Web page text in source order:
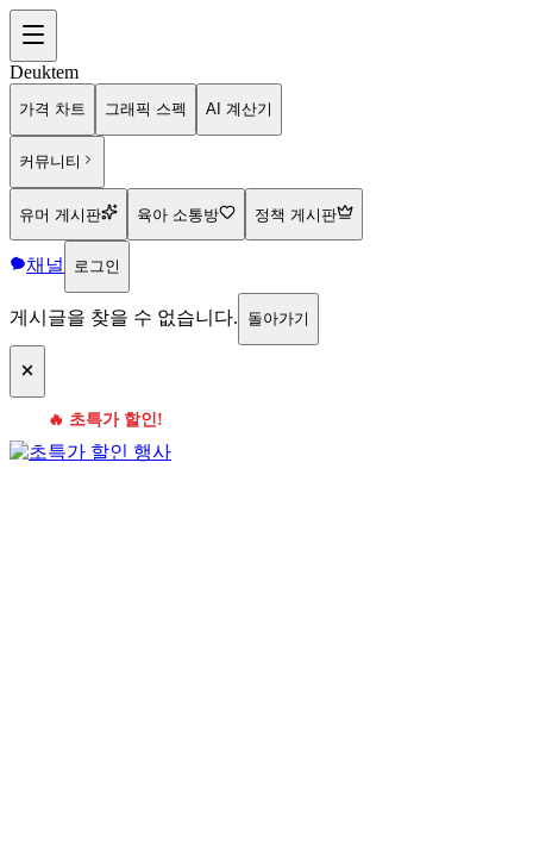
Deuktem
가격 차트 그래픽 스펙 AI 계산기
커뮤니티
유머 게시판 육아 소통방 정책 게시판
채널 로그인
게시글을 찾을 수 없습니다. 돌아가기
🔥 초특가 할인!